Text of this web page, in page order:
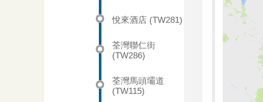
悅來酒店 (TW281)
荃灣聯仁街
(TW286)
荃灣馬頭壩道
(TW115)